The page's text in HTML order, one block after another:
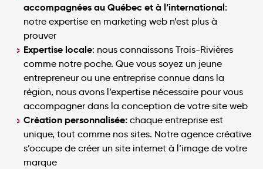
accompagnées au Québec et à l’international:
notre expertise en marketing web n’est plus à
prouver
Expertise locale: nous connaissons Trois-Rivières
comme notre poche. Que vous soyez un jeune
entrepreneur ou une entreprise connue dans la
région, nous avons l’expertise nécessaire pour vous
accompagner dans la conception de votre site web
Création personnalisée: chaque entreprise est
unique, tout comme nos sites. Notre agence créative
s’occupe de créer un site internet à l’image de votre
marque